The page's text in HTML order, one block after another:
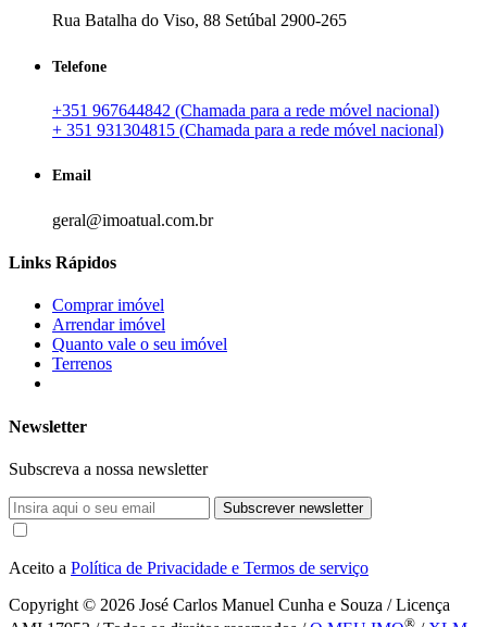
Rua Batalha do Viso, 88 Setúbal 2900-265
Telefone
+351 967644842 (Chamada para a rede móvel nacional)
+ 351 931304815 (Chamada para a rede móvel nacional)
Email
geral@imoatual.com.br
Links Rápidos
Comprar imóvel
Arrendar imóvel
Quanto vale o seu imóvel
Terrenos
Newsletter
Subscreva a nossa newsletter
Subscrever newsletter
Aceito a Política de Privacidade e Termos de serviço
Copyright © 2026 José Carlos Manuel Cunha e Souza / Licença
®